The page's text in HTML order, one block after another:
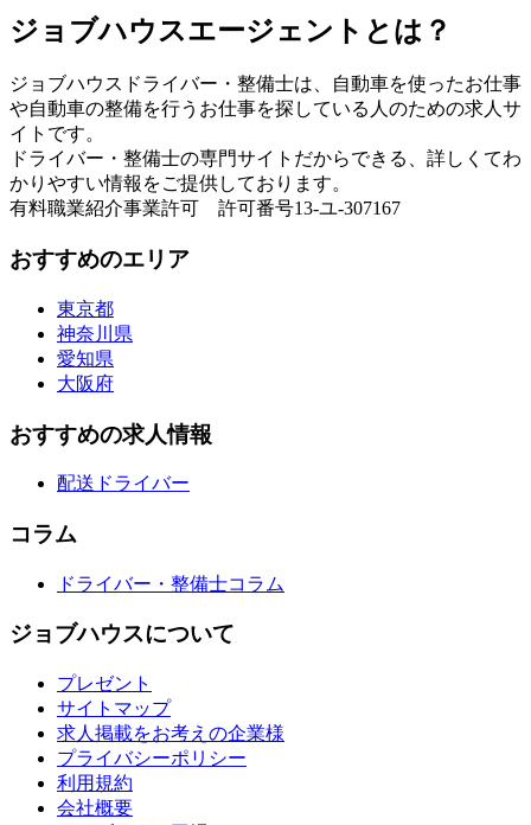
ジョブハウスエージェントとは？
ジョブハウスドライバー・整備士は、自動車を使ったお仕事
や自動車の整備を行うお仕事を探している人のための求人サ
イトです。
ドライバー・整備士の専門サイトだからできる、詳しくてわ
かりやすい情報をご提供しております。
有料職業紹介事業許可 許可番号13-ユ-307167
おすすめのエリア
東京都
神奈川県
愛知県
大阪府
おすすめの求人情報
配送ドライバー
コラム
ドライバー・整備士コラム
ジョブハウスについて
プレゼント
サイトマップ
求人掲載をお考えの企業様
プライバシーポリシー
利用規約
会社概要